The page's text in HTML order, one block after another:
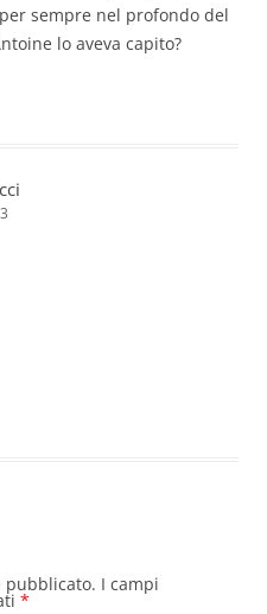
sempre nel profondo del
lo aveva capito?
pubblicato. I campi
*